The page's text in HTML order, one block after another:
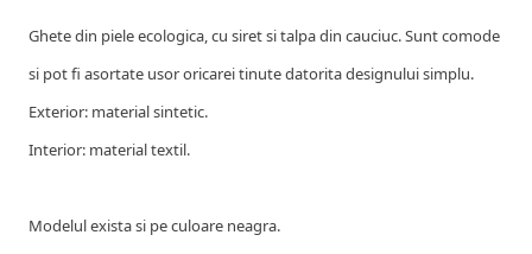
Ghete din piele ecologica, cu siret si talpa din cauciuc. Sunt comode
si pot fi asortate usor oricarei tinute datorita designului simplu.
Exterior: material sintetic.
Interior: material textil.
Modelul exista si pe culoare neagra.